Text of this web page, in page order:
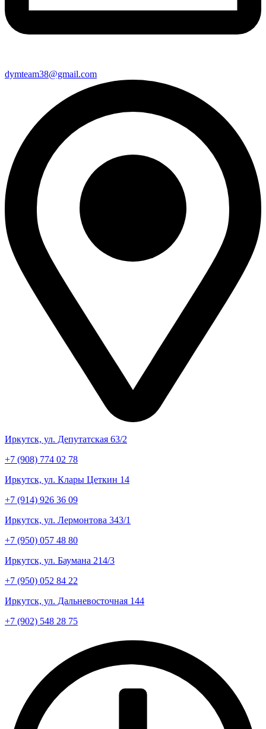
dymteam38@gmail.com
Иркутск, ул. Депутатская 63/2
+7 (908) 774 02 78
Иркутск, ул. Клары Цеткин 14
+7 (914) 926 36 09
Иркутск, ул. Лермонтова 343/1
+7 (950) 057 48 80
Иркутск, ул. Баумана 214/3
+7 (950) 052 84 22
Иркутск, ул. Дальневосточная 144
+7 (902) 548 28 75